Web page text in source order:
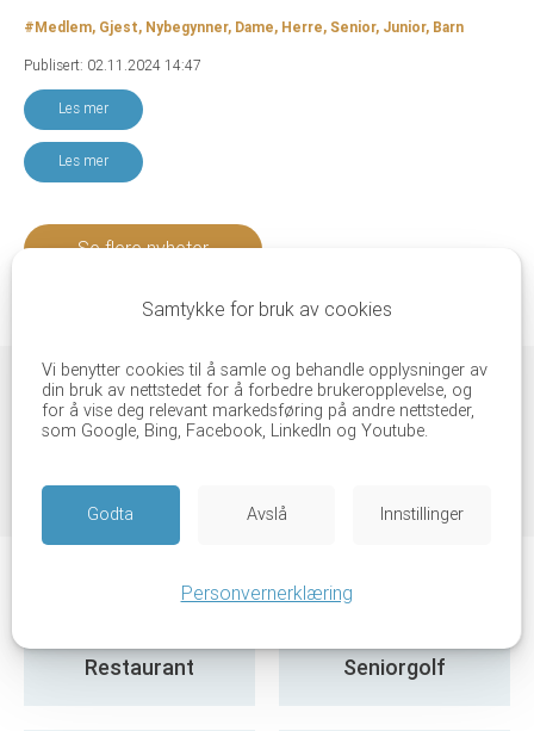
#Medlem, Gjest, Nybegynner, Dame, Herre, Senior, Junior, Barn
Publisert: 02.11.2024 14:47
Les mer
Les mer
Se flere nyheter
Restaurant Seniorgolf
Samtykke for bruk av cookies
Vi benytter cookies til å samle og behandle opplysninger av
din bruk av nettstedet for å forbedre brukeropplevelse, og
for å vise deg relevant markedsføring på andre nettsteder,
som Google, Bing, Facebook, LinkedIn og Youtube.
Godta Avslå Innstillinger
Personvernerklæring